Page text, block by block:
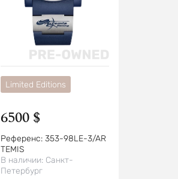
Limited Editions
6500 $
Референс: 353-98LE-3/AR
TEMIS
В наличии: Санкт-
Петербург